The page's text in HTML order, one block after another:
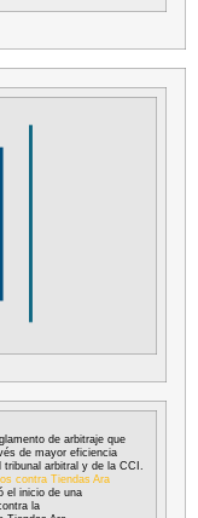
de arbitraje que
de mayor eficiencia
tribunal arbitral y de la CCI.
contra Tiendas Ara
el inicio de una
la